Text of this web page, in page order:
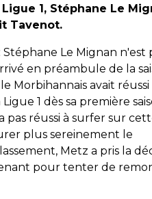
1, Stéphane Le
Tavenot.
Stéphane Le Mignan n'est
en préambule de la
Morbihannais avait réussi
1 dès sa première
pas réussi à surfer sur
plus sereinement le
Metz a pris la
pour tenter de